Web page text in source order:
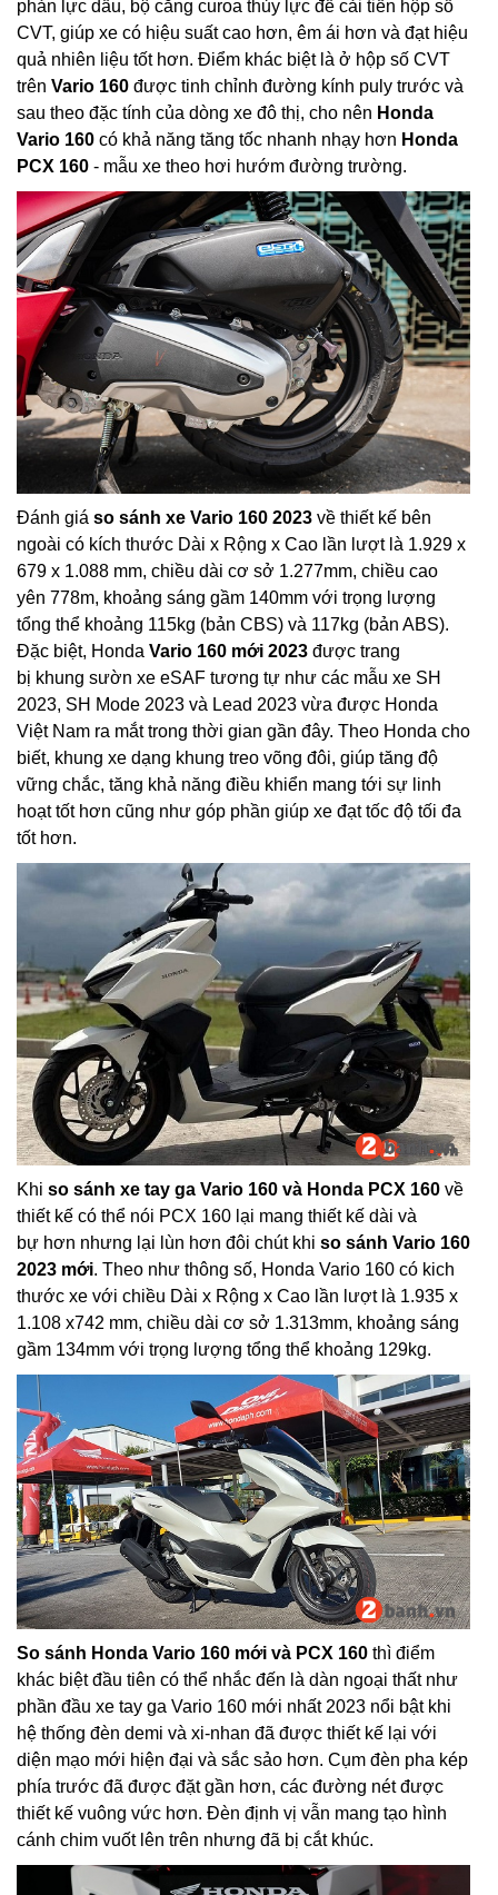
phản lực dầu, bộ căng curoa thủy lực để cải tiến hộp số
CVT, giúp xe có hiệu suất cao hơn, êm ái hơn và đạt hiệu
quả nhiên liệu tốt hơn. Điểm khác biệt là ở hộp số CVT
trên Vario 160 được tinh chỉnh đường kính puly trước và
sau theo đặc tính của dòng xe đô thị, cho nên Honda
Vario 160 có khả năng tăng tốc nhanh nhạy hơn Honda
PCX 160 - mẫu xe theo hơi hướm đường trường.
Đánh giá so sánh xe Vario 160 2023 về thiết kế bên
ngoài có kích thước Dài x Rộng x Cao lần lượt là 1.929 x
679 x 1.088 mm, chiều dài cơ sở 1.277mm, chiều cao
yên 778m, khoảng sáng gầm 140mm với trọng lượng
tổng thể khoảng 115kg (bản CBS) và 117kg (bản ABS).
Đặc biệt, Honda Vario 160 mới 2023 được trang
bị khung sườn xe eSAF tương tự như các mẫu xe SH
2023, SH Mode 2023 và Lead 2023 vừa được Honda
Việt Nam ra mắt trong thời gian gần đây. Theo Honda cho
biết, khung xe dạng khung treo võng đôi, giúp tăng độ
vững chắc, tăng khả năng điều khiển mang tới sự linh
hoạt tốt hơn cũng như góp phần giúp xe đạt tốc độ tối đa
tốt hơn.
Khi so sánh xe tay ga Vario 160 và Honda PCX 160 về
thiết kế có thể nói PCX 160 lại mang thiết kế dài và
bự hơn nhưng lại lùn hơn đôi chút khi so sánh Vario 160
2023 mới. Theo như thông số, Honda Vario 160 có kich
thước xe với chiều Dài x Rộng x Cao lần lượt là 1.935 x
1.108 x742 mm, chiều dài cơ sở 1.313mm, khoảng sáng
gầm 134mm với trọng lượng tổng thể khoảng 129kg.
So sánh Honda Vario 160 mới và PCX 160 thì điểm
khác biệt đầu tiên có thể nhắc đến là dàn ngoại thất như
phần đầu xe tay ga Vario 160 mới nhất 2023 nổi bật khi
hệ thống đèn demi và xi-nhan đã được thiết kế lại với
diện mạo mới hiện đại và sắc sảo hơn. Cụm đèn pha kép
phía trước đã được đặt gần hơn, các đường nét được
thiết kế vuông vức hơn. Đèn định vị vẫn mang tạo hình
cánh chim vuốt lên trên nhưng đã bị cắt khúc.